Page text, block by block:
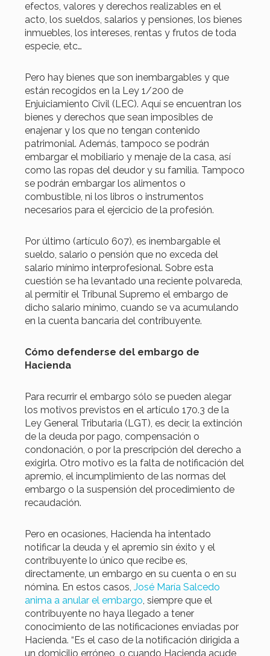
efectos, valores y derechos realizables en el
acto, los sueldos, salarios y pensiones, los bienes
inmuebles, los intereses, rentas y frutos de toda
especie, etc…
Pero hay bienes que son inembargables y que
están recogidos en la Ley 1/200 de
Enjuiciamiento Civil (LEC). Aquí se encuentran los
bienes y derechos que sean imposibles de
enajenar y los que no tengan contenido
patrimonial. Además, tampoco se podrán
embargar el mobiliario y menaje de la casa, así
como las ropas del deudor y su familia. Tampoco
se podrán embargar los alimentos o
combustible, ni los libros o instrumentos
necesarios para el ejercicio de la profesión.
Por último (artículo 607), es inembargable el
sueldo, salario o pensión que no exceda del
salario mínimo interprofesional. Sobre esta
cuestión se ha levantado una reciente polvareda,
al permitir el Tribunal Supremo el embargo de
dicho salario mínimo, cuando se va acumulando
en la cuenta bancaria del contribuyente.
Cómo defenderse del embargo de
Hacienda
Para recurrir el embargo sólo se pueden alegar
los motivos previstos en el artículo 170.3 de la
Ley General Tributaria (LGT), es decir, la extinción
de la deuda por pago, compensación o
condonación, o por la prescripción del derecho a
exigirla. Otro motivo es la falta de notificación del
apremio, el incumplimiento de las normas del
embargo o la suspensión del procedimiento de
recaudación.
Pero en ocasiones, Hacienda ha intentado
notificar la deuda y el apremio sin éxito y el
contribuyente lo único que recibe es,
directamente, un embargo en su cuenta o en su
nómina. En estos casos,José María Salcedo
anima a anular el embargo, siempre que el
contribuyente no haya llegado a tener
conocimiento de las notificaciones enviadas por
Hacienda. “Es el caso de la notificación dirigida a
un domicilio erróneo, o cuando Hacienda acude